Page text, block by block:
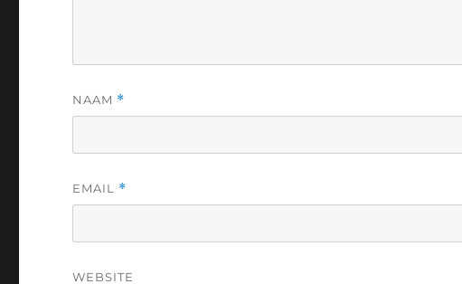
NAAM *
EMAIL *
WEBSITE